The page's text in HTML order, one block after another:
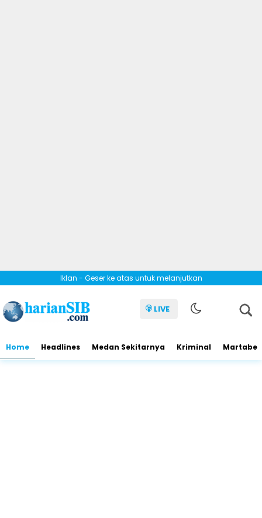
Iklan - Geser ke atas untuk melanjutkan
LIVE
Home Headlines Medan Sekitarnya Kriminal Martabe